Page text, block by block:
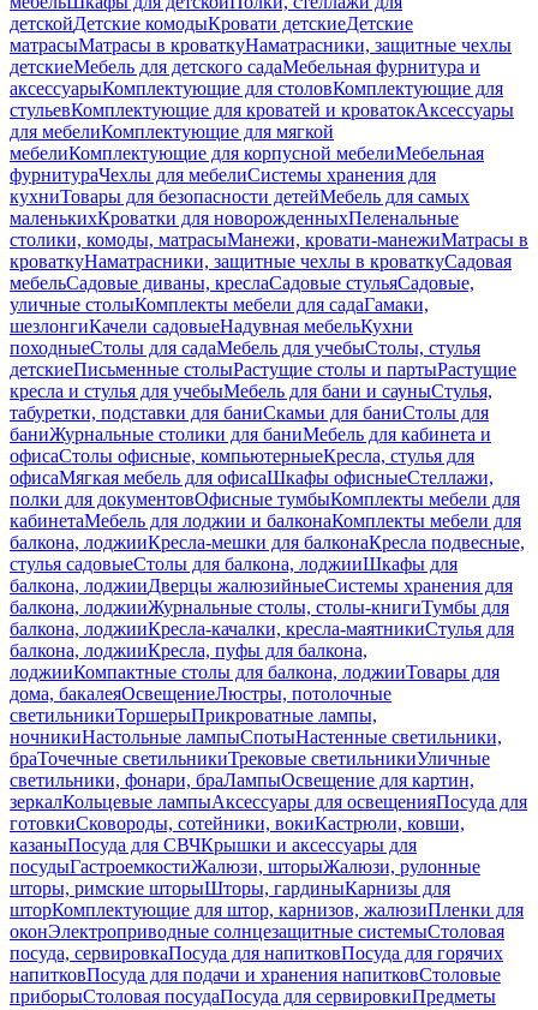
детскойДетские комодыКровати детскиеДетские
матрасыМатрасы в кроваткуНаматрасники, защитные чехлы
детскиеМебель для детского садаМебельная фурнитура и
аксессуарыКомплектующие для столовКомплектующие для
стульевКомплектующие для кроватей и кроватокАксессуары
для мебелиКомплектующие для мягкой
мебелиКомплектующие для корпусной мебелиМебельная
фурнитураЧехлы для мебелиСистемы хранения для
кухниТовары для безопасности детейМебель для самых
маленькихКроватки для новорожденныхПеленальные
столики, комоды, матрасыМанежи, кровати-манежиМатрасы в
кроваткуНаматрасники, защитные чехлы в кроваткуСадовая
мебельСадовые диваны, креслаСадовые стульяСадовые,
уличные столыКомплекты мебели для садаГамаки,
шезлонгиКачели садовыеНадувная мебельКухни
походныеСтолы для садаМебель для учебыСтолы, стулья
детскиеПисьменные столыРастущие столы и партыРастущие
кресла и стулья для учебыМебель для бани и сауныСтулья,
табуретки, подставки для баниСкамьи для баниСтолы для
баниЖурнальные столики для баниМебель для кабинета и
офисаСтолы офисные, компьютерныеКресла, стулья для
офисаМягкая мебель для офисаШкафы офисныеСтеллажи,
полки для документовОфисные тумбыКомплекты мебели для
кабинетаМебель для лоджии и балконаКомплекты мебели для
балкона, лоджииКресла-мешки для балконаКресла подвесные,
стулья садовыеСтолы для балкона, лоджииШкафы для
балкона, лоджииДверцы жалюзийныеСистемы хранения для
балкона, лоджииЖурнальные столы, столы-книгиТумбы для
балкона, лоджииКресла-качалки, кресла-маятникиСтулья для
балкона, лоджииКресла, пуфы для балкона,
лоджииКомпактные столы для балкона, лоджииТовары для
дома, бакалеяОсвещениеЛюстры, потолочные
светильникиТоршерыПрикроватные лампы,
ночникиНастольные лампыСпотыНастенные светильники,
браТочечные светильникиТрековые светильникиУличные
светильники, фонари, браЛампыОсвещение для картин,
зеркалКольцевые лампыАксессуары для освещенияПосуда для
готовкиСковороды, сотейники, вокиКастрюли, ковши,
казаныПосуда для СВЧКрышки и аксессуары для
посудыГастроемкостиЖалюзи, шторыЖалюзи, рулонные
шторы, римские шторыШторы, гардиныКарнизы для
шторКомплектующие для штор, карнизов, жалюзиПленки для
оконЭлектроприводные солнцезащитные системыСтоловая
посуда, сервировкаПосуда для напитковПосуда для горячих
напитковПосуда для подачи и хранения напитковСтоловые
приборыСтоловая посудаПосуда для сервировкиПредметы